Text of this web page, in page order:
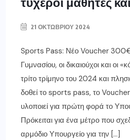
21 ΟΚΤΩΒΡΊΟΥ 2024
Sports Pass: Νέο Voucher 300€
Γυμνασίου, οι δικαιούχοι και οι
τρίτο τρίμηνο του 2024 και
δοθεί το sports pass, το
υλοποιεί για πρώτη φορά το
Πρόκειται για ένα μέτρο που
αρμόδιο Υπουργείο για την […]